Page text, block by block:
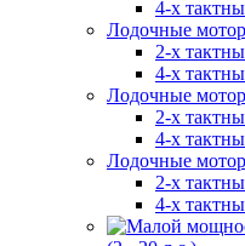
4-х
Лодочные
2-х
4-х
Лодочные
2-х
4-х
Лодочные
2-х
4-х